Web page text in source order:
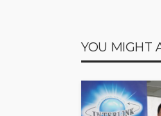
YOU MIGHT